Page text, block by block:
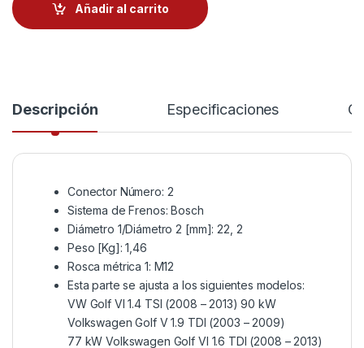
Añadir al carrito
Descripción Especificaciones
Conector Número: 2
Sistema de Frenos: Bosch
Diámetro 1/Diámetro 2 [mm]: 22, 2
Peso [Kg]: 1,46
Rosca métrica 1: M12
Esta parte se ajusta a los siguientes modelos:
VW Golf VI 1.4 TSI (2008 – 2013) 90 kW
Volkswagen Golf V 1.9 TDI (2003 – 2009)
77 kW Volkswagen Golf VI 1.6 TDI (2008 – 2013)